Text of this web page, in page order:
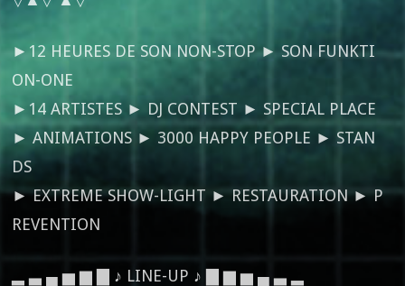
►12 HEURES DE SON NON-STOP ► SON FUNKTI
ON-ONE
►14 ARTISTES ► DJ CONTEST ► SPECIAL PLACE
► ANIMATIONS ► 3000 HAPPY PEOPLE ► STAN
DS
► EXTREME SHOW-LIGHT ► RESTAURATION ► P
REVENTION
▂ ▃ ▄ ▅ ▆ ▇ ♪ LINE-UP ♪ ▇ ▆ ▅ ▄ ▃ ▂